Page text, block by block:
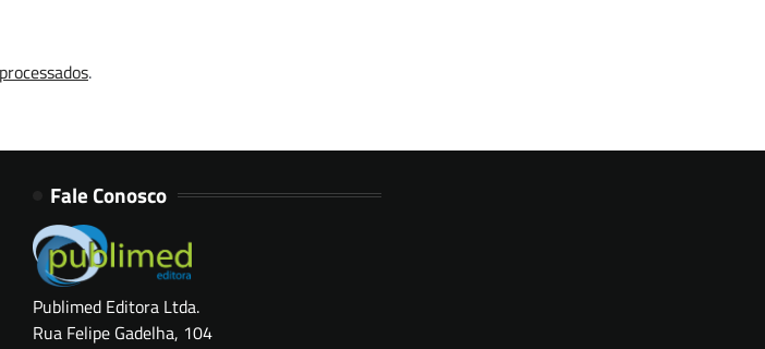
.
Fale Conosco
Publimed Editora Ltda.
Rua Felipe Gadelha, 104